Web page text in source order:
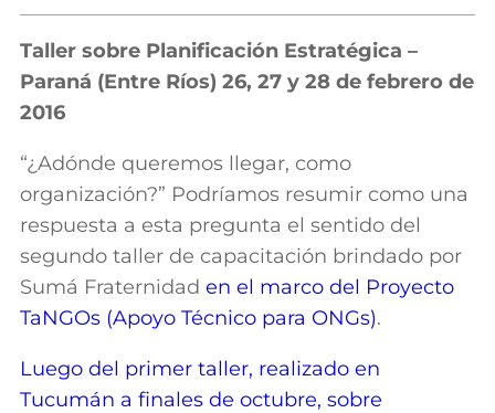
Taller sobre Planificación Estratégica –
Paraná (Entre Ríos) 26, 27 y 28 de febrero de
2016
“¿Adónde queremos llegar, como
organización?” Podríamos resumir como una
respuesta a esta pregunta el sentido del
segundo taller de capacitación brindado por
Sumá Fraternidad en el marco del Proyecto
TaNGOs (Apoyo Técnico para ONGs).
Luego del primer taller, realizado en
Tucumán a finales de octubre, sobre